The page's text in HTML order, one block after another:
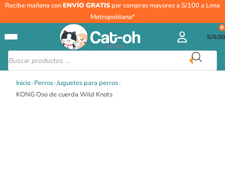
Recibe mañana conENVÍO GRATIS por compras mayores a S/100 a Lima
Metropolitana*
Búsqueda
de
productos
S/0.00
0
Inicio›Perros›Juguetes para perros›
KONG Oso de cuerda Wild Knots